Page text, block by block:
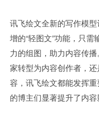
讯飞绘文全新的写作模
增的“轻图文”功能，只
力的组图，助力内容传
家转型为内容创作者，
容，讯飞绘文都能发挥
的博主们显著提升了内容